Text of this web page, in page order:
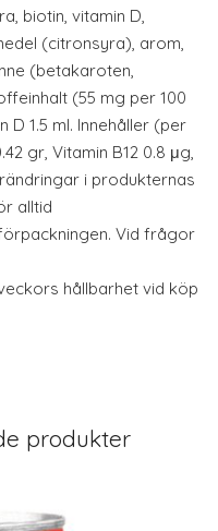
biotin, vitamin D,
(citronsyra), arom,
(betakaroten,
(55 mg per 100
D 1.5 ml. Innehåller (per
gr, Vitamin B12 0.8 μg,
i produkternas
alltid
Vid frågor
hållbarhet vid köp
produkter